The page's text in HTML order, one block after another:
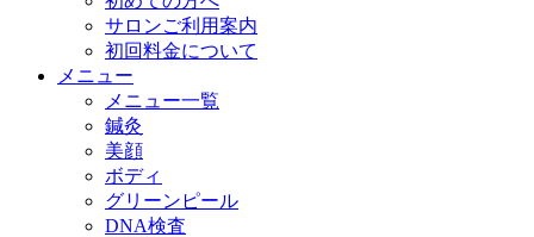
サロンご利用案内
初回料金について
メニュー
メニュー一覧
鍼灸
美顔
ボディ
グリーンピール
DNA検査